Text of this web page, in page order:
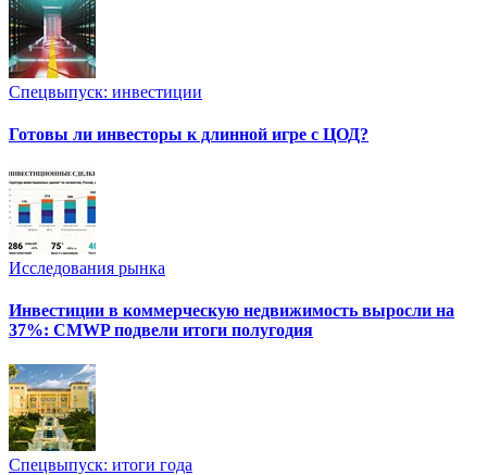
Спецвыпуск: инвестиции
Готовы ли инвесторы к длинной игре с ЦОД?
Исследования рынка
Инвестиции в коммерческую недвижимость выросли на
37%: CMWP подвели итоги полугодия
Спецвыпуск: итоги года